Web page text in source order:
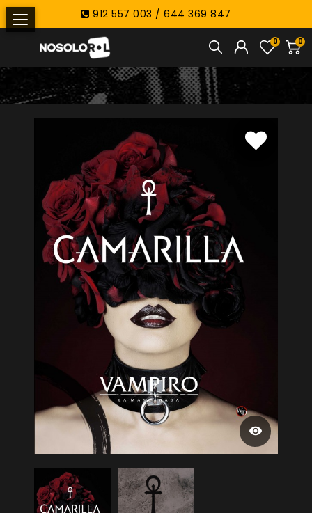
912 557 003 / 644 369 847
0
0